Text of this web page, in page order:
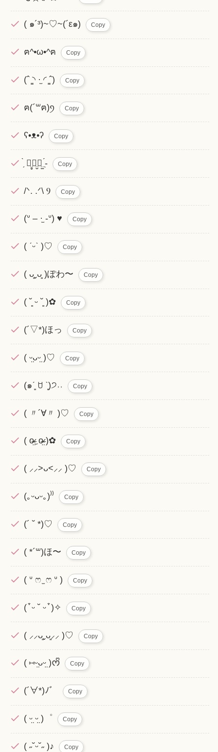
( ๑´³)~‪♡~(´ε๑) Copy
ฅ^•ω•^ฅ Copy
(ˆ ̳◝ ·̫ ◜ ̳ˆ) Copy
ฅ(´꒳ฅ)ꪆ Copy
ʕ•ᴥ•ʔ Copy
̗̀ ꪔ̤̥ꪔ̤̮ꪔ̤̫ ̖́- Copy
/ᐠ. .ᐟ\ Ⳋ Copy
(ᐡ – ·̫ -ᐡ) ♥ Copy
( ˊᵕˋ )♡ Copy
( ᴗ͈ˬᴗ͈ )ぽわ〜 Copy
( ˘͈ ᵕ ˘͈ )✿ Copy
(´▽*)ほっ Copy
( ᵕ̤ᴗᵕ̤ )♡ Copy
(๑ˊ͈ ꇴ ˋ͈)੭˒˒ Copy
( 〃´∀〃 )︎♡ Copy
( o̴̶̷̤‿o̴̶̷̤ )✿ Copy
( ⸝⸝>ᴗ<⸝⸝ )♡ Copy
(｡ᵕᴗᵕ｡)⁾⁾ Copy
(´ ˘ *)♡ Copy
( *´꒳)ほ〜 Copy
( ᐡ ෆ ̫ ෆ ᐡ ) Copy
( ͒ ᵕ ˘ ᵕ ͒ )✧ Copy
( ⸝⸝ᴗ͈ˬᴗ͈⸝⸝ )♡ Copy
( ⑅ᵕ̤ᴗᵕ̤ )ᰔᩚ Copy
(´∀*)ﾉ゛ Copy
( ᵕ̤ ᵕ̤ )゜ Copy
( ˶˘ᵕ˘˶ )♪ Copy